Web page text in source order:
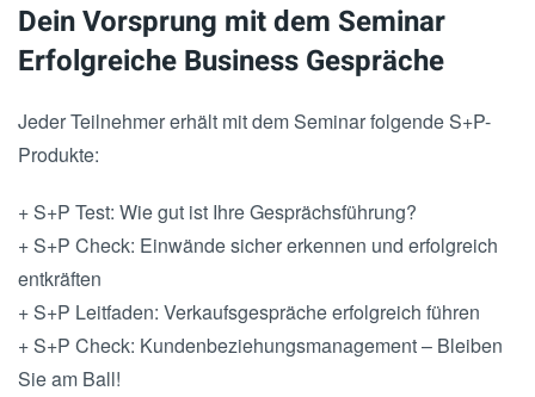
Dein Vorsprung mit dem Seminar
Erfolgreiche Business Gespräche
Jeder Teilnehmer erhält mit dem Seminar folgende S+P-
Produkte:
+ S+P Test: Wie gut ist Ihre Gesprächsführung?
+ S+P Check: Einwände sicher erkennen und erfolgreich
entkräften
+ S+P Leitfaden: Verkaufsgespräche erfolgreich führen
+ S+P Check: Kundenbeziehungsmanagement – Bleiben
Sie am Ball!